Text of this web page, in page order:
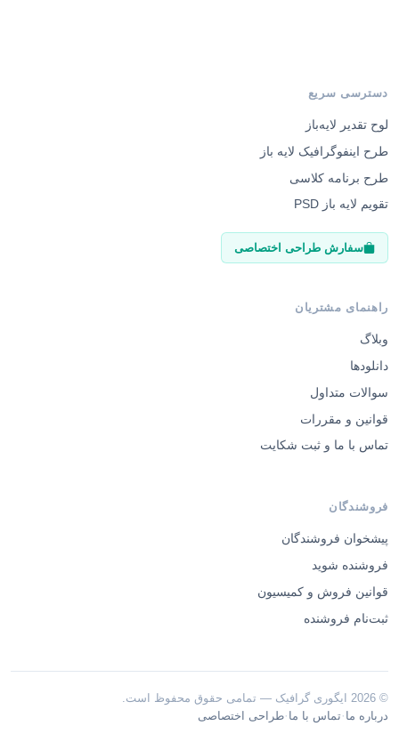
دسترسی سریع
لوح تقدیر لایه‌باز
طرح اینفوگرافیک لایه باز
طرح برنامه کلاسی
تقویم لایه باز PSD
سفارش طراحی اختصاصی
راهنمای مشتریان
وبلاگ
دانلودها
سوالات متداول
قوانین و مقررات
تماس با ما و ثبت شکایت
فروشندگان
پیشخوان فروشندگان
فروشنده شوید
قوانین فروش و کمیسیون
ثبت‌نام فروشنده
© 2026 ایگوری گرافیک — تمامی حقوق محفوظ است.
درباره ما ·تماس با ما ·طراحی اختصاصی